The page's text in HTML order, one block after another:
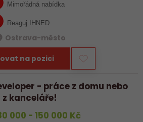
Mimořádná nabídka
Reaguj IHNED
Ostrava-město
na pozici
- práce z domu nebo
z kanceláře!
000 - 150 000 Kč